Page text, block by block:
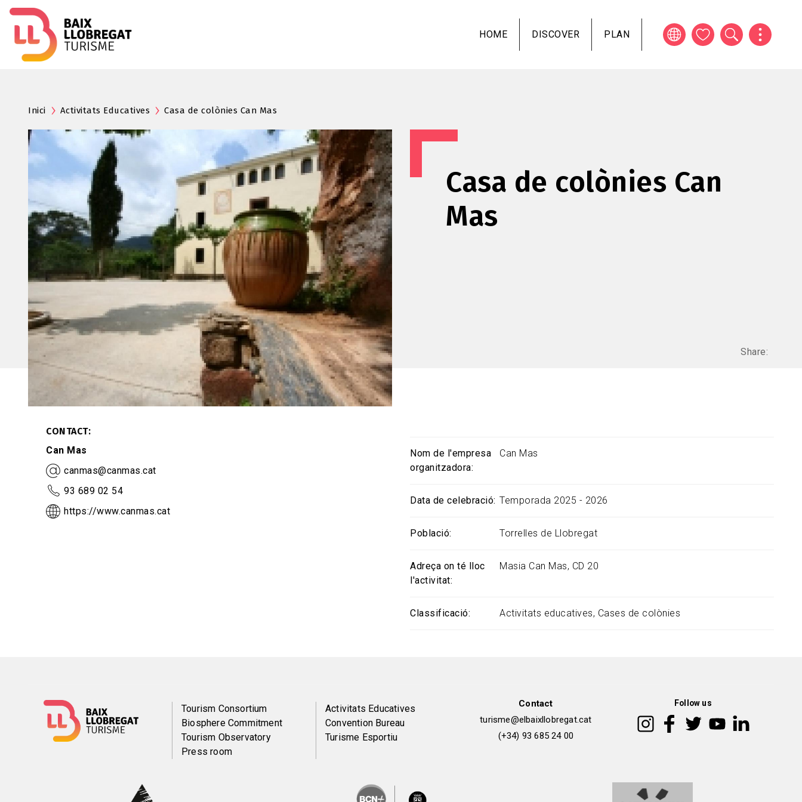
HOME DISCOVER PLAN
Inici Activitats Educatives Casa de colònies Can Mas
Casa de colònies Can
Mas
Share:
CONTACT
Can Mas
canmas@canmas.cat
93 689 02 54
https://www.canmas.cat
Nom de l'empresa
organitzadora
Can Mas
Data de celebració Temporada 2025 - 2026
Població Torrelles de Llobregat
Adreça on té lloc
l'activitat
Masia Can Mas, CD 20
Classificació Activitats educatives Cases de colònies
Menú
del
Tourism Consortium
Biosphere Commitment
Tourism Observatory
Press room
Peu
de
Activitats Educatives
Convention Bureau
Turisme Esportiu
Contact
turisme@elbaixllobregat.cat
(+34) 93 685 24 00
Follow us